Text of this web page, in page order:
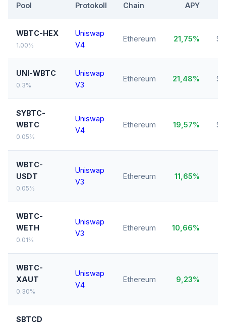
Pool Protokoll Chain APY
WBTC-HEX
1.00%
Uniswap
V4
Ethereum 21,75%
UNI-WBTC
0.3%
Uniswap
V3
Ethereum 21,48%
SYBTC-
WBTC
0.05%
Uniswap
V4
Ethereum 19,57%
WBTC-
USDT
0.05%
Uniswap
V3
Ethereum 11,65%
WBTC-
WETH
0.01%
Uniswap
V3
Ethereum 10,66%
WBTC-
XAUT
0.30%
Uniswap
V4
Ethereum 9,23%
SBTCD